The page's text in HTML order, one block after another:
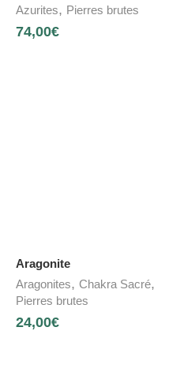
Azurites, Pierres brutes
74,00€
Aragonite
Aragonites, Chakra Sacré,
Pierres brutes
24,00€